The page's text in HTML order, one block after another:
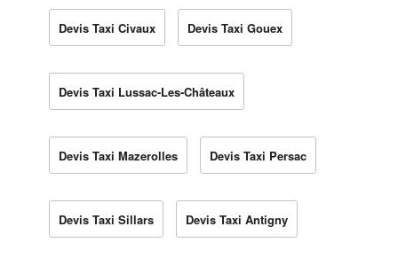
Devis Taxi Civaux Devis Taxi Gouex
Devis Taxi Lussac-Les-Châteaux
Devis Taxi Mazerolles Devis Taxi Persac
Devis Taxi Sillars Devis Taxi Antigny